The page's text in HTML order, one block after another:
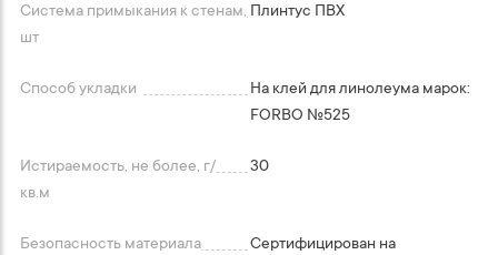
Система примыкания к стенам,
шт
Плинтус ПВХ
Способ укладки
На клей для линолеума марок:
FORBO №525
Истираемость, не более, г/
кв.м
30
Безопасность материала
Сертифицирован на